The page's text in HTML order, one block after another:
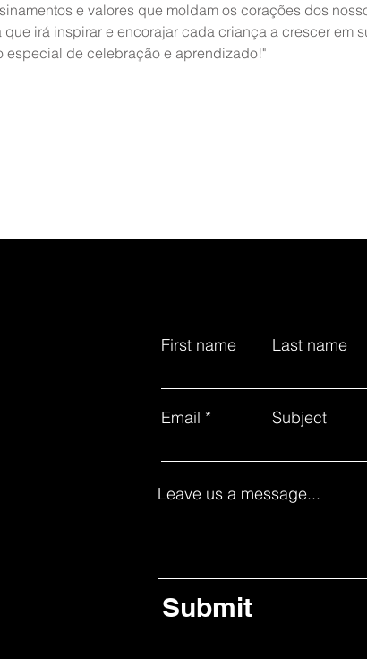
e valores que moldam os corações dos
irá inspirar e encorajar cada criança a crescer em
especial de celebração e aprendizado!"
First name Last name
Email Subject
Leave us a message...
Submit